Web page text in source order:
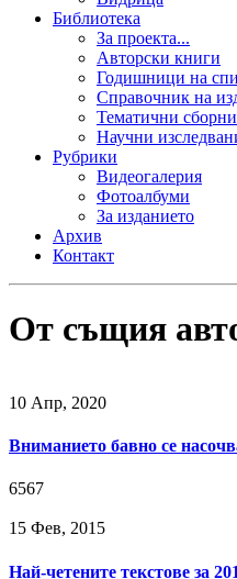
Библиотека
За проекта...
Авторски книги
Годишници на
Справочник на
Тематични
Научни
Рубрики
Видеогалерия
Фотоалбуми
За изданието
Архив
Контакт
От същия
10 Апр, 2020
Вниманието бавно се
6567
15 Фев, 2015
Най-четените текстове за